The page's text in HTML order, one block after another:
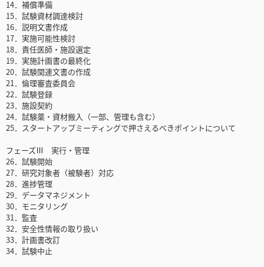
14．補償準備
15．試験資材調達検討
16．説明文書作成
17．実施可能性検討
18．責任医師・施設選定
19．実施計画書の最終化
20．試験関連文書の作成
21．倫理審査委員会
22．試験登録
23．施設契約
24．試験薬・資材搬入（一部、管理も含む）
25．スタートアップミーティングで押さえるべきポイントについて
フェーズⅢ 実行・管理
26．試験開始
27．研究対象者（被験者）対応
28．進捗管理
29．データマネジメント
30．モニタリング
31．監査
32．安全性情報の取り扱い
33．計画書改訂
34．試験中止